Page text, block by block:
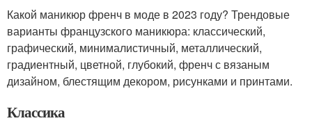
Какой маникюр френч в моде в 2023 году? Трендовые
варианты французского маникюра: классический,
графический, минималистичный, металлический,
градиентный, цветной, глубокий, френч с вязаным
дизайном, блестящим декором, рисунками и принтами.
Классика